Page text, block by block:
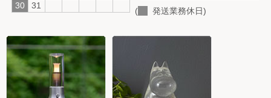
30
31
(
発送業務休日)